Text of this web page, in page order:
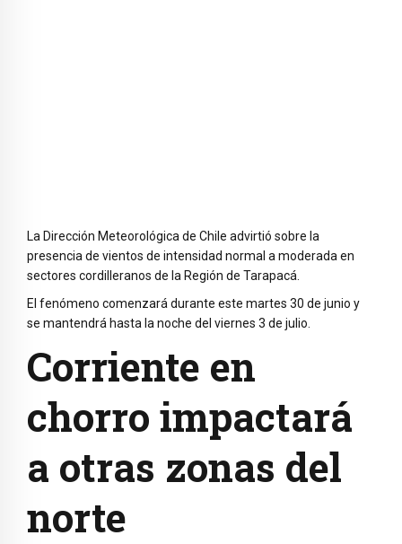
La Dirección Meteorológica de Chile advirtió sobre la
presencia de vientos de intensidad normal a moderada en
sectores cordilleranos de la Región de Tarapacá.
El fenómeno comenzará durante este martes 30 de junio y
se mantendrá hasta la noche del viernes 3 de julio.
Corriente en
chorro impactará
a otras zonas del
norte